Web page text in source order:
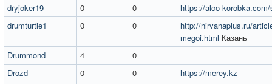
dryjoker19
0 0
https://alco-
drumturtle1
0 0
http://nirvanaplus.ru/
megoi.html Казань
Drummond
4
0
Drozd
0 0
https://merey.kz